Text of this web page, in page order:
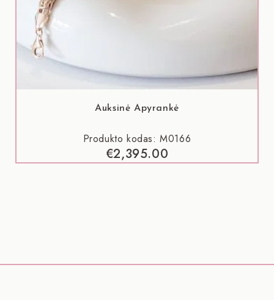
Auksinė Apyrankė
Produkto kodas: M0166
€2,395.00